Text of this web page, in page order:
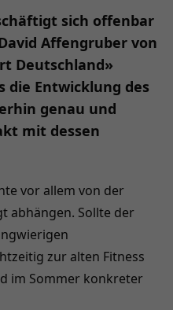
sich offenbar
Affengruber von
Deutschland»
die Entwicklung des
genau und
mit dessen
vor allem von der
abhängen. Sollte der
zur alten Fitness
im Sommer konkreter